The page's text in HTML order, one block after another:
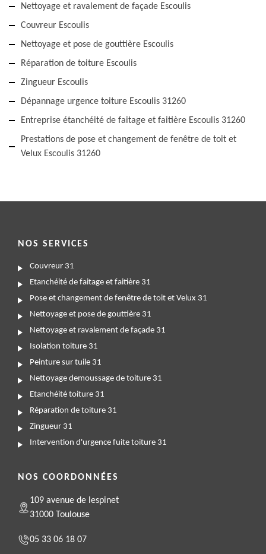
Nettoyage et ravalement de façade Escoulis
Couvreur Escoulis
Nettoyage et pose de gouttière Escoulis
Réparation de toiture Escoulis
Zingueur Escoulis
Dépannage urgence toiture Escoulis 31260
Entreprise étanchéité de faitage et faitière Escoulis 31260
Prestations de pose et changement de fenêtre de toit et
Velux Escoulis 31260
NOS SERVICES
Couvreur 31
Etanchéité de faitage et faitière 31
Pose et changement de fenêtre de toit et Velux 31
Nettoyage et pose de gouttière 31
Nettoyage et ravalement de façade 31
Isolation toiture 31
Peinture sur tuile 31
Nettoyage demoussage de toiture 31
Etanchéité toiture 31
Réparation de toiture 31
Zingueur 31
Intervention d'urgence fuite toiture 31
NOS COORDONNÉES
109 avenue de lespinet
31000 Toulouse
05 33 06 18 07